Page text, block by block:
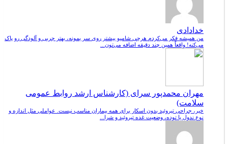
خدادادی
من همیشه فکر می‌کردم هرچی شامپو بیشتر روی سر بمونه، بهتر چربی و آلودگی رو پاک
می‌کنه! واقعاً همین چند دقیقه اضافه می‌تون...
مهران محمدپور سرای (کارشناس ارشد روابط عمومی
سلامت)
خیر، جراحی تیروئید بدون اسکار برای همه بیماران مناسب نیست. عواملی مثل اندازه و
نوع ندول یا توده، وضعیت غده تیروئید و شرا...